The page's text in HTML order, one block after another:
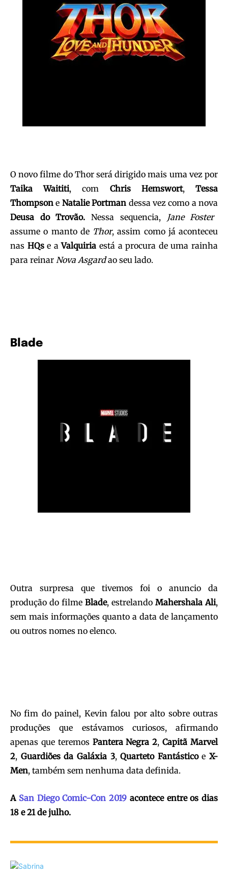
O novo filme do Thor será dirigido mais uma vez por
Taika Waititi, com Chris Hemswort,Tessa
Thompson e Natalie Portman dessa vez como a nova
Deusa do Trovão.Nessa sequencia,
Jane Foster
assume o manto de Thor, assim como já aconteceu
nas HQse aValquiria está a procura de uma rainha
para reinar Nova Asgardao seu lado.
Blade
Outra surpresa que tivemos foi o anuncio da
produção do filme Blade, estrelando Mahershala Ali,
sem mais informações quanto a data de lançamento
ou outros nomes no elenco.
No fim do painel, Kevin falou por alto sobre outras
produções que estávamos curiosos, afirmando
apenas que teremos Pantera Negra 2,Capitã Marvel
2, Guardiões da Galáxia 3,Quarteto Fantásticoe X-
Men, também sem nenhuma data definida.
ASan Diego Comic-Con 2019 acontece entre os dias
18 e 21 de julho.